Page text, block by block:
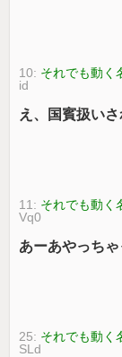
10: それでも動く
id
え、国賓扱い
11: それでも動く
Vq0
あーあやっち
25: それでも動く
SLd